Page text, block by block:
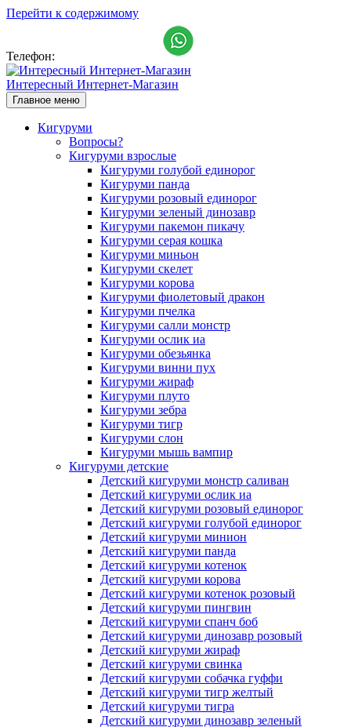
Перейти к содержимому
Телефон:
Интересный Интернет-Магазин
Главное меню
Кигуруми
Вопросы?
Кигуруми взрослые
Кигуруми голубой единорог
Кигуруми панда
Кигуруми розовый единорог
Кигуруми зеленый динозавр
Кигуруми пакемон пикачу
Кигуруми серая кошка
Кигуруми миньон
Кигуруми скелет
Кигуруми корова
Кигуруми фиолетовый дракон
Кигуруми пчелка
Кигуруми салли монстр
Кигуруми ослик иа
Кигуруми обезьянка
Кигуруми винни пух
Кигуруми жираф
Кигуруми плуто
Кигуруми зебра
Кигуруми тигр
Кигуруми слон
Кигуруми мышь вампир
Кигуруми детские
Детский кигуруми монстр саливан
Детский кигуруми ослик иа
Детский кигуруми розовый единорог
Детский кигуруми голубой единорог
Детский кигуруми минион
Детский кигуруми панда
Детский кигуруми котенок
Детский кигуруми корова
Детский кигуруми котенок розовый
Детский кигуруми пингвин
Детский кигуруми спанч боб
Детский кигуруми динозавр розовый
Детский кигуруми жираф
Детский кигуруми свинка
Детский кигуруми собачка гуффи
Детский кигуруми тигр желтый
Детский кигуруми тигра
Детский кигуруми динозавр зеленый